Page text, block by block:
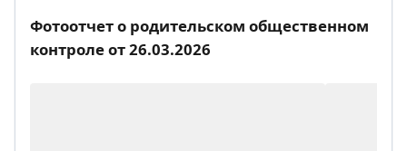
Фотоотчет о родительском общественном
контроле от 26.03.2026